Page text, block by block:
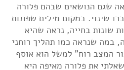
שגם הנושאים שבהם פלורה
שינוי. במקום מילים שפונות
שונות בחייה, נראה שהיא
במה שנראה כמו תהליך רוחני
המצב רוח" למשל הוא אוסף
את פלורה מאיפה היא